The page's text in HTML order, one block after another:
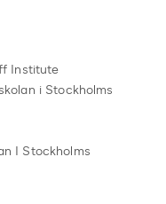
Institute
i Stockholms
I Stockholms